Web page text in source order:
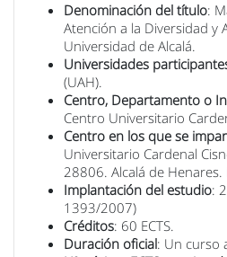
Denominación del título:
Atención a la Diversidad y
Universidad de Alcalá.
Universidades
(UAH).
Centro, Departamento o
Centro Universitario
Centro en los que se
Universitario Cardenal
28806. Alcalá de
Implantación del estudio:
1393/2007)
Créditos: 60 ECTS.
Duración oficial: Un curso